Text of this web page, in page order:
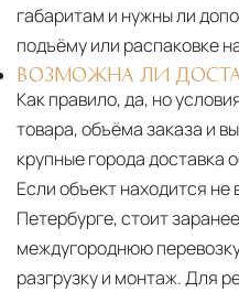
габаритам и нужны ли
подъёму или распаковке
ВОЗМОЖНА ЛИ
Как правило, да, но
товара, объёма заказа и
крупные города доставка
Если объект находится не
Петербурге, стоит
междугороднюю
разгрузку и монтаж. Для